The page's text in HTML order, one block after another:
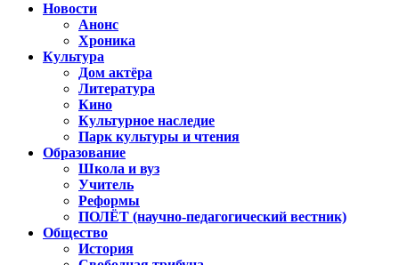
Новости
Анонс
Хроника
Культура
Дом актёра
Литература
Кино
Культурное наследие
Парк культуры и чтения
Образование
Школа и вуз
Учитель
Реформы
ПОЛЁТ (научно-педагогический вестник)
Общество
История